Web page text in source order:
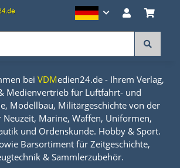
bei VDMedien24.de - Ihrem Verlag,
Medienvertrieb für Luftfahrt- und
Modellbau, Militärgeschichte von der
Neuzeit, Marine, Waffen, Uniformen,
und Ordenskunde. Hobby & Sport.
Barsortiment für Zeitgeschichte,
& Sammlerzubehör.